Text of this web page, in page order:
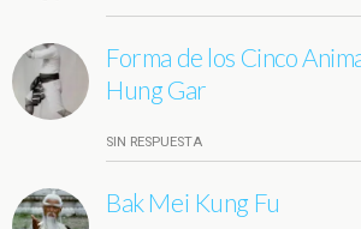
Forma de los Cinco
Hung Gar
SIN RESPUESTA
Bak Mei Kung Fu